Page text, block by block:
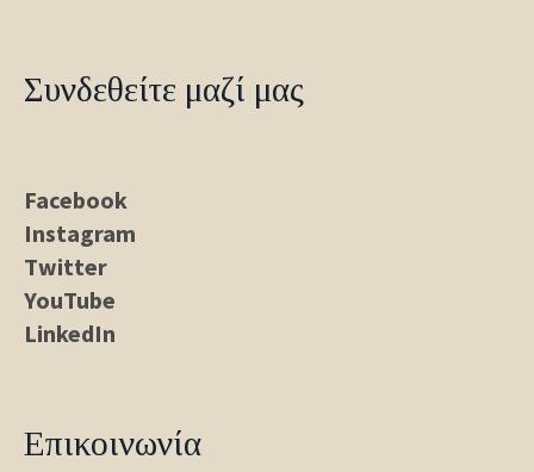
Συνδεθείτε μαζί μας
Facebook
Instagram
Twitter
YouTube
LinkedIn
Επικοινωνία